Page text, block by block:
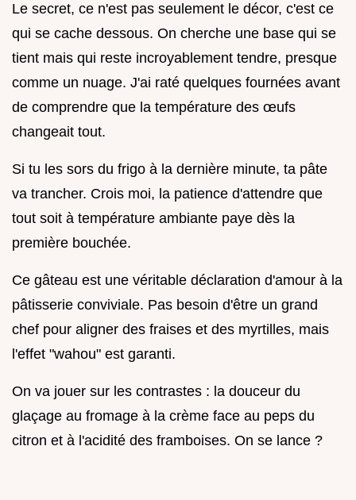
Le secret, ce n'est pas seulement le décor, c'est ce
qui se cache dessous. On cherche une base qui se
tient mais qui reste incroyablement tendre, presque
comme un nuage. J'ai raté quelques fournées avant
de comprendre que la température des œufs
changeait tout.
Si tu les sors du frigo à la dernière minute, ta pâte
va trancher. Crois moi, la patience d'attendre que
tout soit à température ambiante paye dès la
première bouchée.
Ce gâteau est une véritable déclaration d'amour à la
pâtisserie conviviale. Pas besoin d'être un grand
chef pour aligner des fraises et des myrtilles, mais
l'effet "wahou" est garanti.
On va jouer sur les contrastes : la douceur du
glaçage au fromage à la crème face au peps du
citron et à l'acidité des framboises. On se lance ?